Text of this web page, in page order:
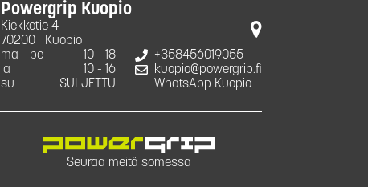
Powergrip Kuopio
Kiekkotie 4
70200
Kuopio
ma - pe
10 - 18
la
10 - 16
su
SULJETTU
+358456019055
kuopio@powergrip.fi
WhatsApp Kuopio
Seuraa meitä somessa